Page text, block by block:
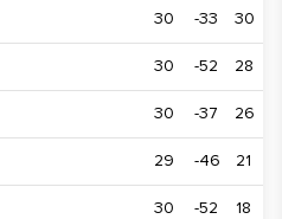
30 -33 30
30 -52 28
30 -37 26
29 -46 21
30 -52 18